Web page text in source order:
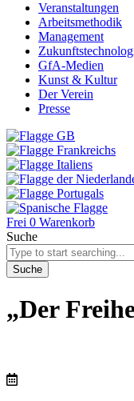
Veranstaltungen
Arbeitsmethodik
Management
GfA-Medien
Kunst & Kultur
Der Verein
Presse
Frei 0 Warenkorb
Suche
Suche
„Der